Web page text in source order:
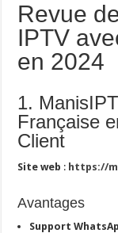
Revue
IPTV
en 2024
1.
Française
Client
Site web : https://
Avantages
Support